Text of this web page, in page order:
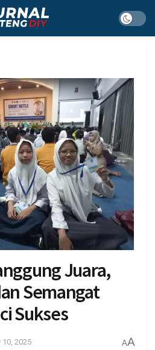
Juara,
Semangat
Sukses
10, 2025 AA